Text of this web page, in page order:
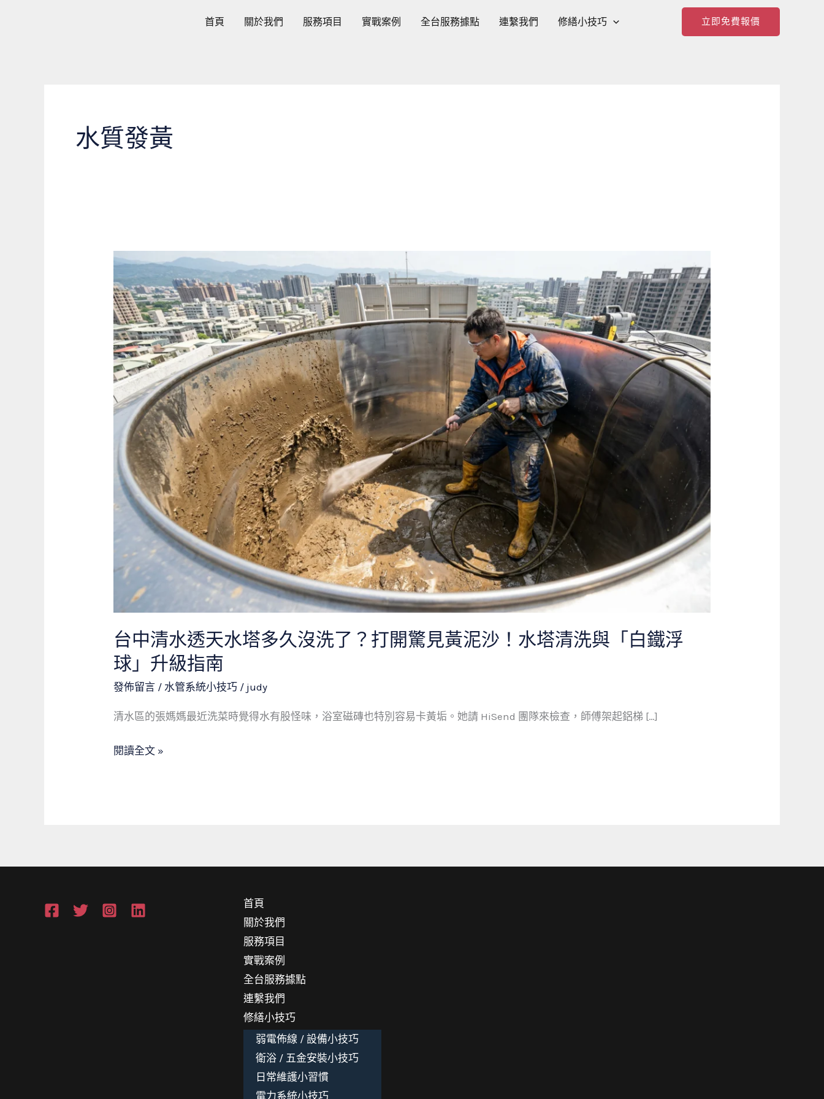
首頁 關於我們 服務項目 實戰案例 全台服務據點 連繫我們 修繕小技巧 立即免費報價
水質發黃
台中清水透天水塔多久沒洗了？打開驚見黃泥沙！水塔清洗與「白鐵浮
球」升級指南
發佈留言 /水管系統小技巧 / judy
清水區的張媽媽最近洗菜時覺得水有股怪味，浴室磁磚也特別容易卡黃垢。她請 HiSend 團隊來檢查，師傅架起鋁梯 […]
台
中
清
水
透
天
水
塔
多
洗
了？
打
驚
黃
水
塔
與
鐵
南
閱讀全文 »
首頁
關於我們
服務項目
實戰案例
全台服務據點
連繫我們
修繕小技巧
弱電佈線 / 設備小技巧
衛浴 / 五金安裝小技巧
日常維護小習慣
電力系統小技巧